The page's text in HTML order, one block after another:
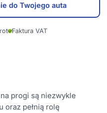
do Twojego auta
✓Faktura VAT
progi są niezwykle
oraz pełnią rolę